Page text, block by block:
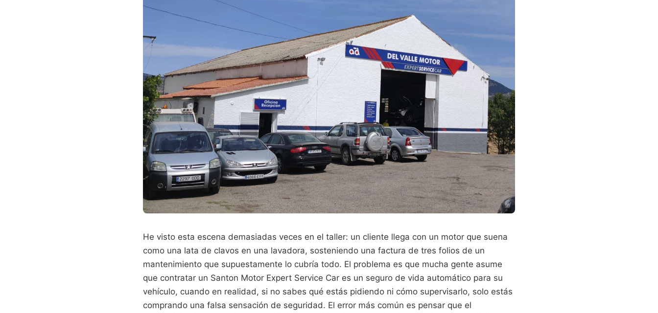
He visto esta escena demasiadas veces en el taller: un cliente llega con un motor que suena
como una lata de clavos en una lavadora, sosteniendo una factura de tres folios de un
mantenimiento que supuestamente lo cubría todo. El problema es que mucha gente asume
que contratar un Santon Motor Expert Service Car es un seguro de vida automático para su
vehículo, cuando en realidad, si no sabes qué estás pidiendo ni cómo supervisarlo, solo estás
comprando una falsa sensación de seguridad. El error más común es pensar que el